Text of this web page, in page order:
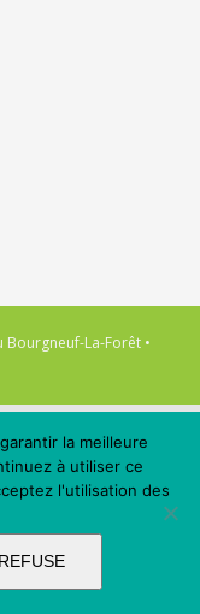
Bourgneuf-La-Forêt •
la meilleure
à utiliser ce
l'utilisation des